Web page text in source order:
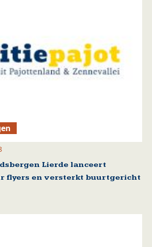
Lierde lanceert
flyers en versterkt buurtgericht